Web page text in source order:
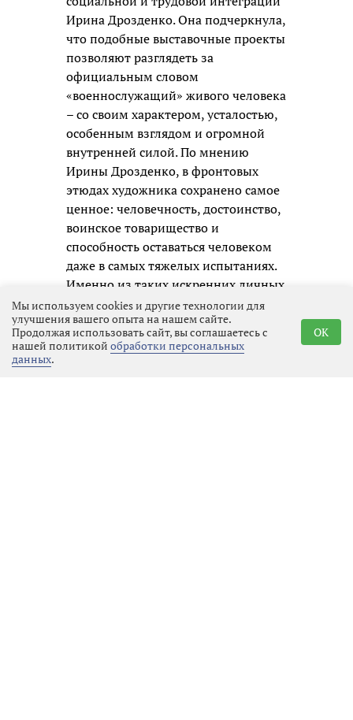
Ирина Дрозденко. Она подчеркнула,
что подобные выставочные проекты
позволяют разглядеть за
официальным словом
«военнослужащий» живого человека
– со своим характером, усталостью,
особенным взглядом и огромной
внутренней силой. По мнению
Ирины Дрозденко, в фронтовых
этюдах художника сохранено самое
ценное: человечность, достоинство,
воинское товарищество и
способность оставаться человеком
даже в самых тяжелых испытаниях.
Именно из таких искренних личных
образов и складывается честная
память о нашем времени для
будущих поколений.
Мы используем cookies и другие технологии для
улучшения вашего опыта на нашем сайте.
Продолжая использовать сайт, вы соглашаетесь с
нашей политикой обработки персональных
данных.
OK